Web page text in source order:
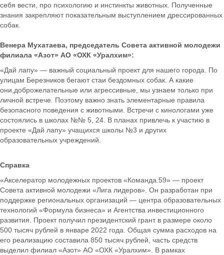
себя вести, про психологию и инстинкты животных. Полученные
знания закрепляют показательным выступлением дрессированных
собак.
Венера Мухатаева, председатель Совета активной молодежи
филиала «Азот» АО «ОХК «Уралхим»:
«Дай лапу» — важный социальный проект для нашего города. По
улицам Березников бегают стаи бездомных собак. А какие
они,доброжелательные или агрессивные, мы узнаем только при
личной встрече. Поэтому важно знать элементарные правила
безопасного поведения с животными. Встречи с кинологами уже
состоялись в школах №№ 5, 24. В планах привлечь к участию в
проекте «Дай лапу» учащихся школы №3 и других
образовательных учреждений.
Справка
«Акселератор молодежных проектов «Команда.59» — проект
Совета активной молодежи «Лига лидеров». Он разработан при
поддержке региональных организаций — центра образовательных
технологий «Формула бизнеса» и Агентства инвестиционного
развития. Проект получил президентский грант в размере около
500 тысяч рублей в январе 2022 года. Общая сумма расходов на
его реализацию составила 850 тысяч рублей, часть средств
выделил филиал «Азот» АО «ОХК «Уралхим». В рамках